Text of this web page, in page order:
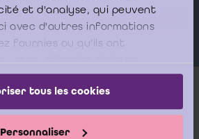
et d'analyse, qui peuvent
avec d'autres informations
fournies ou qu'ils ont
tous les cookies
Personnaliser
info